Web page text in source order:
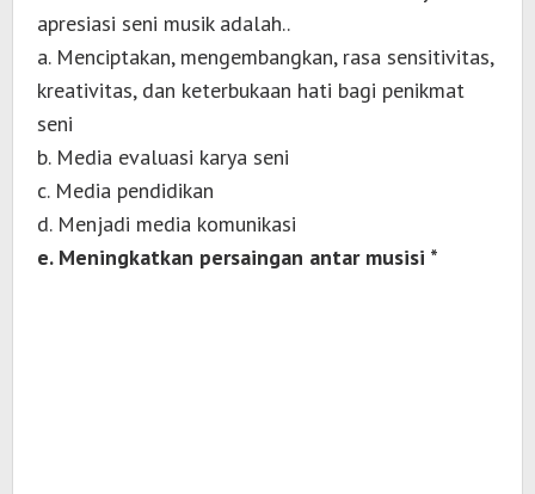
apresiasi seni musik adalah..
a. Menciptakan, mengembangkan, rasa sensitivitas,
kreativitas, dan keterbukaan hati bagi penikmat
seni
b. Media evaluasi karya seni
c. Media pendidikan
d. Menjadi media komunikasi
e. Meningkatkan persaingan antar musisi *